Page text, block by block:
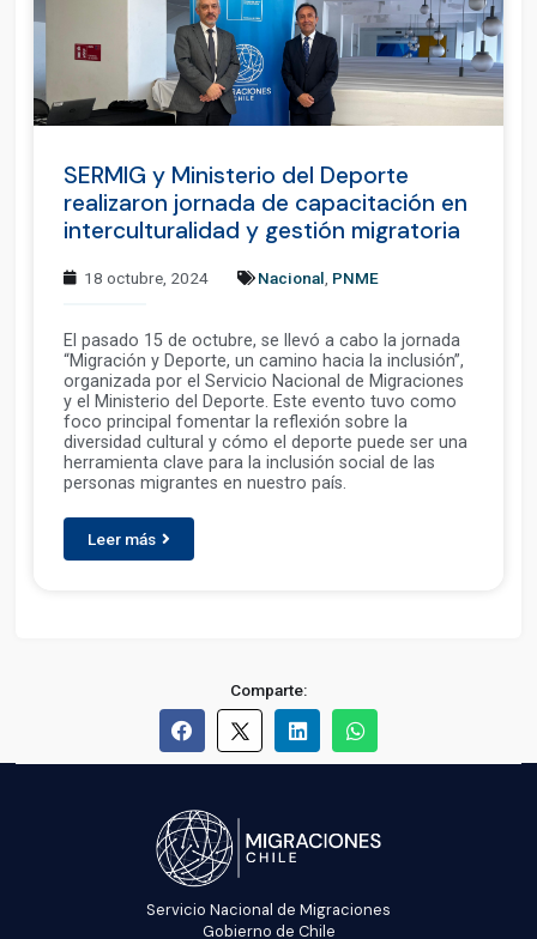
SERMIG y Ministerio del Deporte
realizaron jornada de capacitación en
interculturalidad y gestión migratoria
18 octubre, 2024 Nacional, PNME
El pasado 15 de octubre, se llevó a cabo la jornada
“Migración y Deporte, un camino hacia la inclusión”,
organizada por el Servicio Nacional de Migraciones
y el Ministerio del Deporte. Este evento tuvo como
foco principal fomentar la reflexión sobre la
diversidad cultural y cómo el deporte puede ser una
herramienta clave para la inclusión social de las
personas migrantes en nuestro país.
Leer más
Comparte:
Servicio Nacional de Migraciones
Gobierno de Chile